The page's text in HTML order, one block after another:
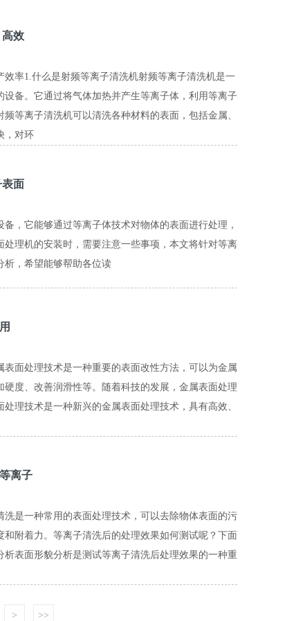
效
率1.什么是射频等离子清洗机射频等离子清洗机是一
备。它通过将气体加热并产生等离子体，利用等离子
等离子清洗机可以清洗各种材料的表面，包括金属、
，对环
面
，它能够通过等离子体技术对物体的表面进行处理，
理机的安装时，需要注意一些事项，本文将针对等离
析，希望能够帮助各位读
面处理技术是一种重要的表面改性方法，可以为金属
度、改善润滑性等。随着科技的发展，金属表面处理
理技术是一种新兴的金属表面处理技术，具有高效、
离子
是一种常用的表面处理技术，可以去除物体表面的污
附着力。等离子清洗后的处理效果如何测试呢？下面
表面形貌分析是测试等离子清洗后处理效果的一种重
> >>